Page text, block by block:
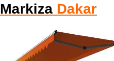
Markiza Dakar